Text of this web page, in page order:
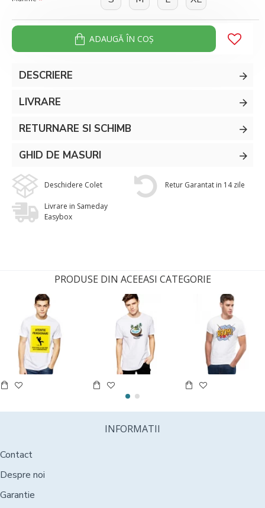
ADAUGĂ ÎN COŞ
DESCRIERE
LIVRARE
RETURNARE SI SCHIMB
GHID DE MASURI
Deschidere Colet Retur Garantat in 14 zile
Livrare in Sameday
Easybox
PRODUSE DIN ACEEASI CATEGORIE
INFORMATII
Contact
Despre noi
Garantie